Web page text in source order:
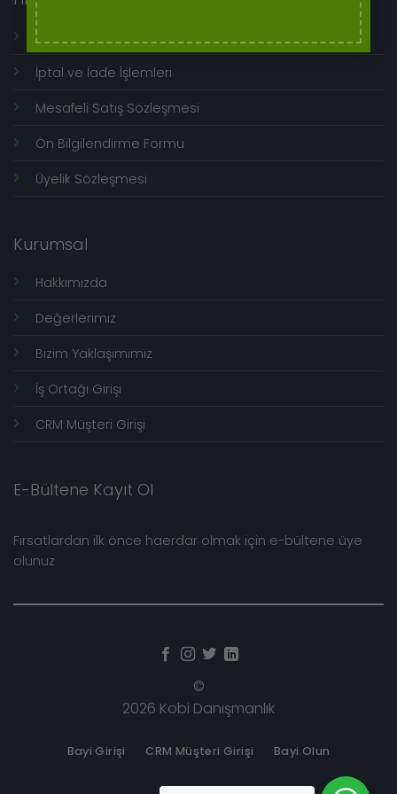
Genel Kullanım Koşulları
İptal ve İade İşlemleri
Mesafeli Satış Sözleşmesi
Ön Bilgilendirme Formu
Üyelik Sözleşmesi
Kurumsal
Hakkımızda
Değerlerimiz
Bizim Yaklaşımımız
İş Ortağı Girişi
CRM Müşteri Girişi
E-Bültene Kayıt Ol
Fırsatlardan ilk önce haerdar olmak için e-bültene üye
olunuz
©
2026 Kobi Danışmanlık
Bayi Girişi CRM Müşteri Girişi Bayi Olun